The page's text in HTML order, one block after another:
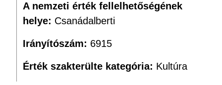
A nemzeti érték fellelhetőségének
helye: Csanádalberti
Irányítószám: 6915
Érték szakterülte kategória: Kultúra